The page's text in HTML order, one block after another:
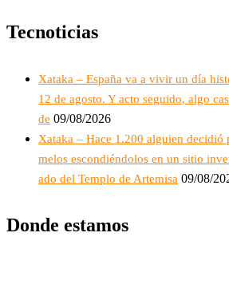
Tecnoticias
Xataka – España va a vivir un día
12 de agosto. Y acto seguido, algo
de 09/08/2026
Xataka – Hace 1.200 alguien decidió
melos escondiéndolos en un sitio
ado del Templo de Artemisa 09/08/
Donde estamos